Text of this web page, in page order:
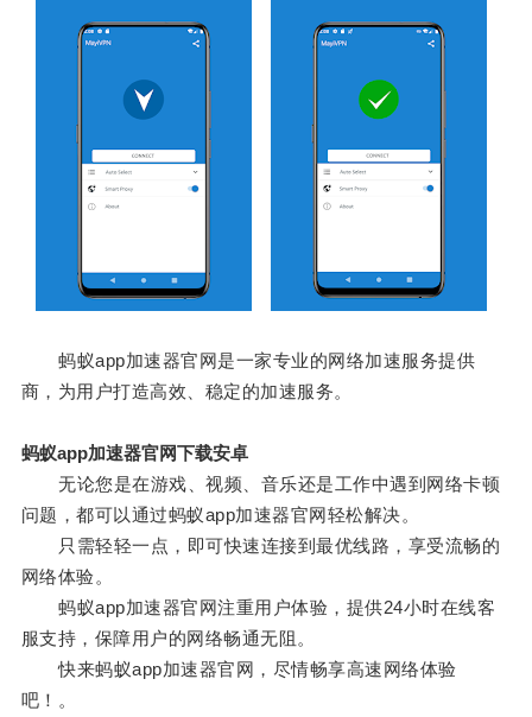
蚂蚁app加速器官网是一家专业的网络加速服务提供
商，为用户打造高效、稳定的加速服务。
蚂蚁app加速器官网下载安卓
无论您是在游戏、视频、音乐还是工作中遇到网络卡顿
问题，都可以通过蚂蚁app加速器官网轻松解决。
只需轻轻一点，即可快速连接到最优线路，享受流畅的
网络体验。
蚂蚁app加速器官网注重用户体验，提供24小时在线客
服支持，保障用户的网络畅通无阻。
快来蚂蚁app加速器官网，尽情畅享高速网络体验
吧！。